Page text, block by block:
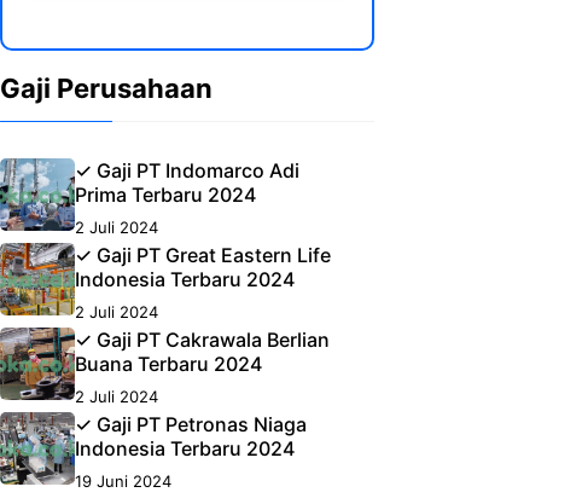
Gaji Perusahaan
✓ Gaji PT Indomarco Adi
Prima Terbaru 2024
2 Juli 2024
✓ Gaji PT Great Eastern Life
Indonesia Terbaru 2024
2 Juli 2024
✓ Gaji PT Cakrawala Berlian
Buana Terbaru 2024
2 Juli 2024
✓ Gaji PT Petronas Niaga
Indonesia Terbaru 2024
19 Juni 2024